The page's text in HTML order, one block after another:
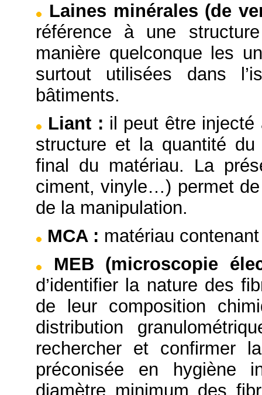
Laines minérales (de
référence à une
manière quelconque les
surtout utilisées dans
bâtiments.
Liant : il peut être
structure et la quantité du
final du matériau. La
ciment, vinyle…) permet
de la manipulation.
MCA: matériau
MEB (microscopie
d’identifier la nature des
de leur composition
distribution
rechercher et confirmer
préconisée en hygiène
diamètre minimum des